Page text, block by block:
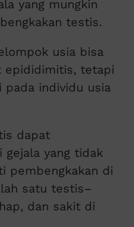
yang mungkin
testis.
usia bisa
epididimitis, tetapi
pada individu usia
dapat
gejala yang tidak
pembengkakan di
satu testis–
dan sakit di